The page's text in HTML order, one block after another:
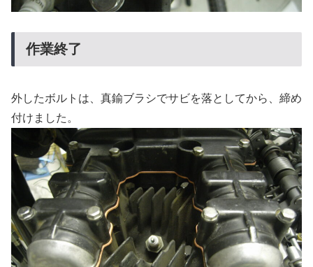
作業終了
外したボルトは、真鍮ブラシでサビを落としてから、締め
付けました。